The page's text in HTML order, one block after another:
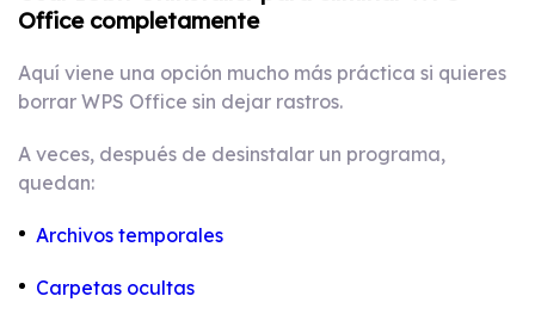
Office completamente
Aquí viene una opción mucho más práctica si quieres
borrar WPS Office sin dejar rastros.
A veces, después de desinstalar un programa,
quedan:
Archivos temporales
Carpetas ocultas